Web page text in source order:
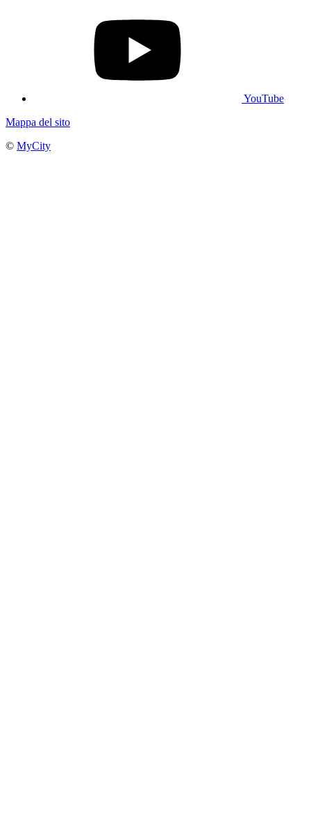
YouTube
Mappa del sito
© MyCity